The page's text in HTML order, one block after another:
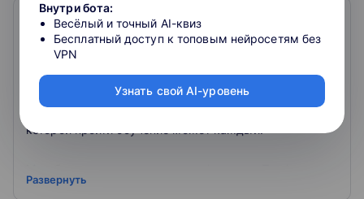
Школа современных профессий
Interra
«Меняем стиль жизни через обучение» Школа
которой пройти обучение может каждый.
спрос на которые выше, чем предложение.
Развернуть
Внутри бота:
Весёлый и точный AI-квиз
Бесплатный доступ к топовым нейросетям без
VPN
Узнать свой AI-уровень